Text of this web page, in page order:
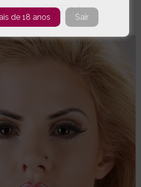
CETIM
de 18 anos Sair